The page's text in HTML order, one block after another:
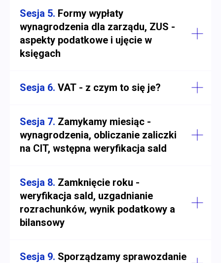
Sesja 5. Formy wypłaty
wynagrodzenia dla zarządu, ZUS -
aspekty podatkowe i ujęcie w
księgach
Sesja 6. VAT - z czym to się je?
Sesja 7. Zamykamy miesiąc -
wynagrodzenia, obliczanie zaliczki
na CIT, wstępna weryfikacja sald
Sesja 8. Zamknięcie roku -
weryfikacja sald, uzgadnianie
rozrachunków, wynik podatkowy a
bilansowy
Sesja 9. Sporządzamy sprawozdanie